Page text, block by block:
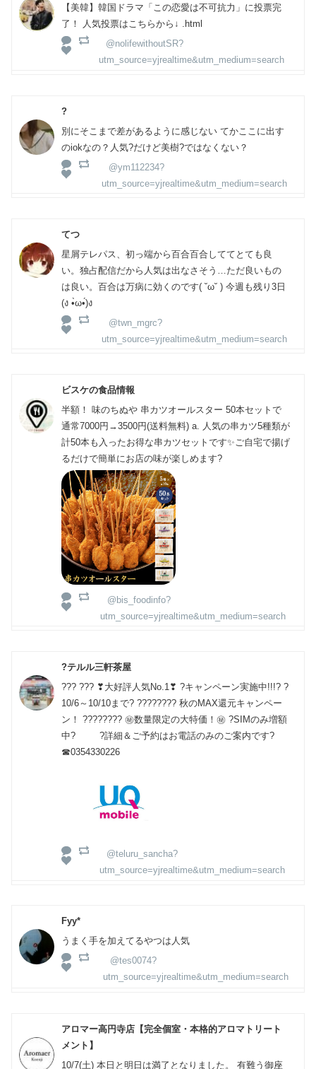
【美韓】韓国ドラマ「この恋愛は不可抗力」に投票完
了！ 人気投票はこちらから↓ .html
@nolifewithoutSR?
utm_source=yjrealtime&utm_medium=search
?
別にそこまで差があるように感じない てかここに出す
のiokなの？人気?だけど美樹?ではなくない？
@ym112234?
utm_source=yjrealtime&utm_medium=search
てつ
星屑テレパス、初っ端から百合百合しててとても良
い。独占配信だから人気は出なさそう…ただ良いもの
は良い。百合は万病に効くのです( ˘ω˘ ) 今週も残り3日
(ง •̀ω•́)ง
@twn_mgrc?
utm_source=yjrealtime&utm_medium=search
ビスケの食品情報
半額！ 味のちぬや 串カツオールスター 50本セットで
通常7000円→3500円(送料無料) a. 人気の串カツ5種類が
計50本も入ったお得な串カツセットです✨ご自宅で揚げ
るだけで簡単にお店の味が楽しめます?
@bis_foodinfo?
utm_source=yjrealtime&utm_medium=search
?テルル三軒茶屋
??? ??? ❣大好評人気No.1❣ ?キャンペーン実施中!!!? ?
10/6～10/10まで? ???????? 秋のMAX還元キャンペー
ン！ ???????? ㊙数量限定の大特価！㊙ ?SIMのみ増額
中? ?詳細＆ご予約はお電話のみのご案内です?
☎0354330226
@teluru_sancha?
utm_source=yjrealtime&utm_medium=search
Fyy*
うまく手を加えてるやつは人気
@tes0074?
utm_source=yjrealtime&utm_medium=search
アロマー高円寺店【完全個室・本格的アロマトリート
メント】
10/7(土) 本日と明日は満了となりました。 有難う御座